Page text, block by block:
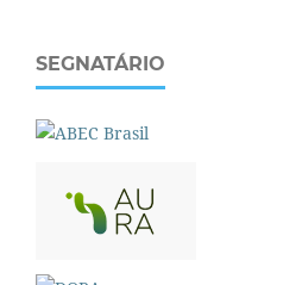
SEGNATÁRIO